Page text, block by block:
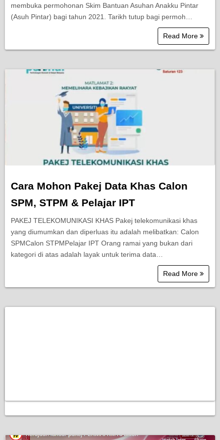
membuka permohonan Skim Bantuan Asuhan Anakku Pintar
(Asuh Pintar) bagi tahun 2021. Tarikh tutup bagi permoh…
Read More
Cara Mohon Pakej Data Khas Calon
SPM, STPM & Pelajar IPT
PAKEJ TELEKOMUNIKASI KHAS Pakej telekomunikasi khas
yang diumumkan dan diperluas itu adalah melibatkan: Calon
SPMCalon STPMPelajar IPT Orang ramai yang bukan dari
kategori di atas adalah layak untuk terima data…
Read More